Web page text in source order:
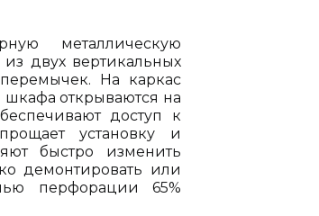
металлическую
двух вертикальных
На каркас
открываются на
доступ к
установку и
быстро изменить
демонтировать или
перфорации 65%